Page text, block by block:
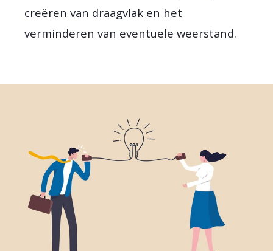
creëren van draagvlak en het
verminderen van eventuele weerstand.